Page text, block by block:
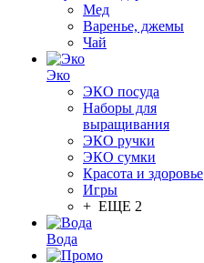
Мед
Варенье, джемы
Чай
Эко
ЭКО посуда
Наборы для
выращивания
ЭКО ручки
ЭКО сумки
Красота и здоровье
Игры
+ ЕЩЕ 2
Вода